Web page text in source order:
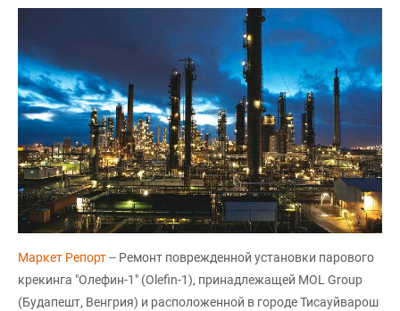
Маркет Репорт-- Ремонт поврежденной установки парового
крекинга "Олефин-1" (Olefin-1), принадлежащей MOL Group
(Будапешт, Венгрия) и расположенной в городе Тисауйварош